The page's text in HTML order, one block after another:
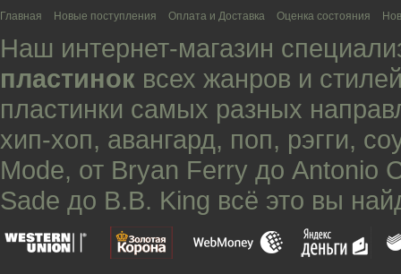
Главная Новые поступления Оплата и Доставка Оценка состояния
Наш интернет-магазин
пластинок всех жанров и
пластинки самых разных
хип-хоп, авангард, поп, рэгги,
Mode, от Bryan Ferry до Antonio
Sade до B.B. King всё это вы